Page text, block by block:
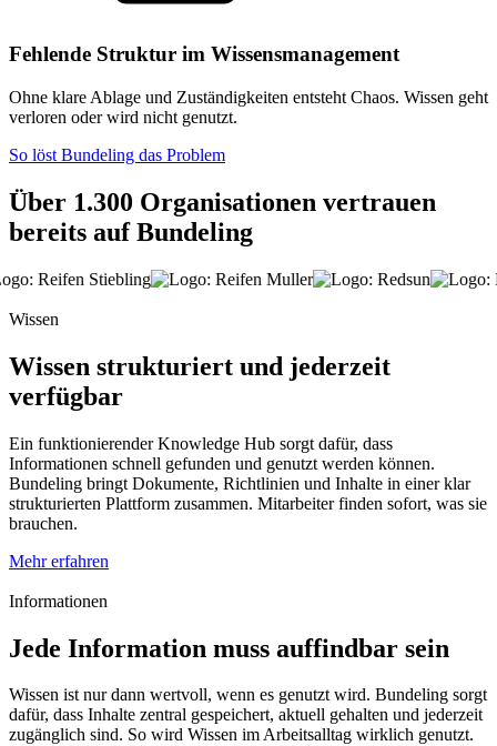
Fehlende Struktur im Wissensmanagement
Ohne klare Ablage und Zuständigkeiten entsteht Chaos. Wissen geht
verloren oder wird nicht genutzt.
So löst Bundeling das Problem
Über 1.300 Organisationen vertrauen
bereits auf Bundeling
Wissen
Wissen strukturiert und jederzeit
verfügbar
Ein funktionierender Knowledge Hub sorgt dafür, dass
Informationen schnell gefunden und genutzt werden können.
Bundeling bringt Dokumente, Richtlinien und Inhalte in einer klar
strukturierten Plattform zusammen. Mitarbeiter finden sofort, was sie
brauchen.
Mehr erfahren
Informationen
Jede Information muss auffindbar sein
Wissen ist nur dann wertvoll, wenn es genutzt wird. Bundeling sorgt
dafür, dass Inhalte zentral gespeichert, aktuell gehalten und jederzeit
zugänglich sind. So wird Wissen im Arbeitsalltag wirklich genutzt.